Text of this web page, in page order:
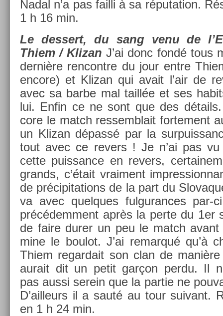
Nadal n’a pas fail­li à sa réputa­tion.
1 h 16 min.
Le de­ssert, du sang venu de
Thiem / KlizanJ’ai donc fondé tous
dernière re­ncontre du jour entre
en­core) et Klizan qui avait l’air de
avec sa barbe mal taillée et ses
lui. Enfin ce ne sont que des
core le match re­ssemblait for­te­ment
un Klizan dépassé par la
tout avec ce re­v­ers ! Je n’ai pas
cette puis­sance en re­v­ers,
grands, c’était vrai­ment
de précipita­tions de la part du
va avec quel­ques ful­guran­ces par-
précédem­ment après la perte du 1er
de faire durer un peu le match
mine le boulot. J’ai re­mar­qué qu’à
Thiem re­gar­dait son clan de
aurait dit un petit garçon perdu. Il
pas aussi serein que la par­tie ne
D’ail­leurs il a sauté au tour suivant.
en 1 h 24 min.